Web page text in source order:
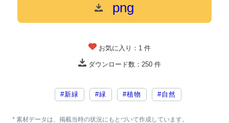
png
お気に入り： 1 件
ダウンロード数：250 件
#新緑 #緑 #植物 #自然
* 素材データは、掲載当時の状況にもとづいて作成しています。